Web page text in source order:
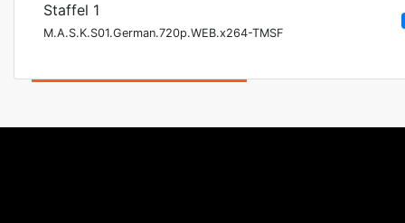
Staffel 1
M.A.S.K.S01.German.720p.WEB.x264-TMSF